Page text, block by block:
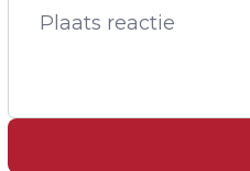
KAMPEN, GEEN